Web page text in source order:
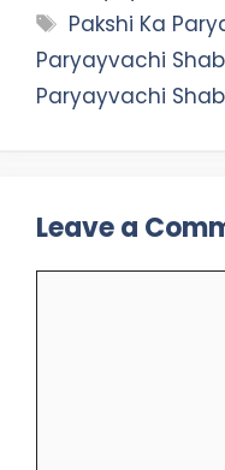
Tags
Pakshi Ka
Paryayvachi
Paryayvachi
Leave a